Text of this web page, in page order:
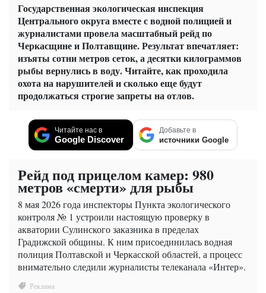
Государственная экологическая инспекция
Центрального округа вместе с водной полицией и
журналистами провела масштабный рейд по
Черкасщине и Полтавщине. Результат впечатляет:
изъяты сотни метров сеток, а десятки килограммов
рыбы вернулись в воду. Читайте, как проходила
охота на нарушителей и сколько еще будут
продолжаться строгие запреты на отлов.
Читайте нас в
Google Discover
Добавьте в
источники Google
Рейд под прицелом камер: 980
метров «смерти» для рыбы
8 мая 2026 года инспекторы Пункта экологического
контроля № 1 устроили настоящую проверку в
акватории Сулинского заказника в пределах
Градижской общины. К ним присоединилась водная
полиция Полтавской и Черкасской областей, а процесс
внимательно следили журналисты телеканала «Интер».